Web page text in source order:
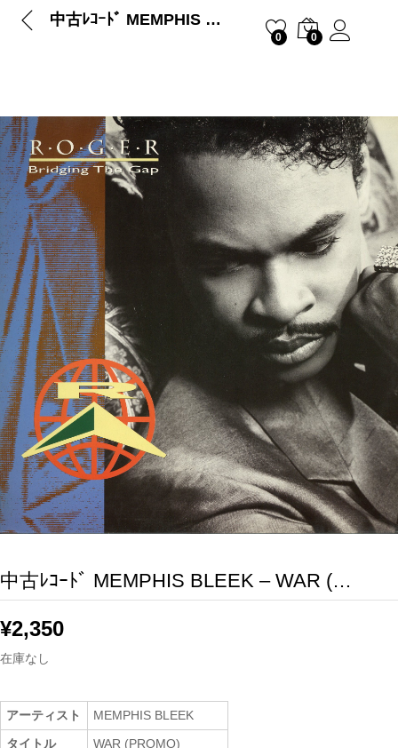
中古ﾚｺｰﾄﾞ MEMPHIS BLEEK – WAR (…
0 0
中古ﾚｺｰﾄﾞ MEMPHIS BLEEK – WAR (…
¥2,350
在庫なし
アーティスト
MEMPHIS BLEEK
タイトル
WAR (PROMO)